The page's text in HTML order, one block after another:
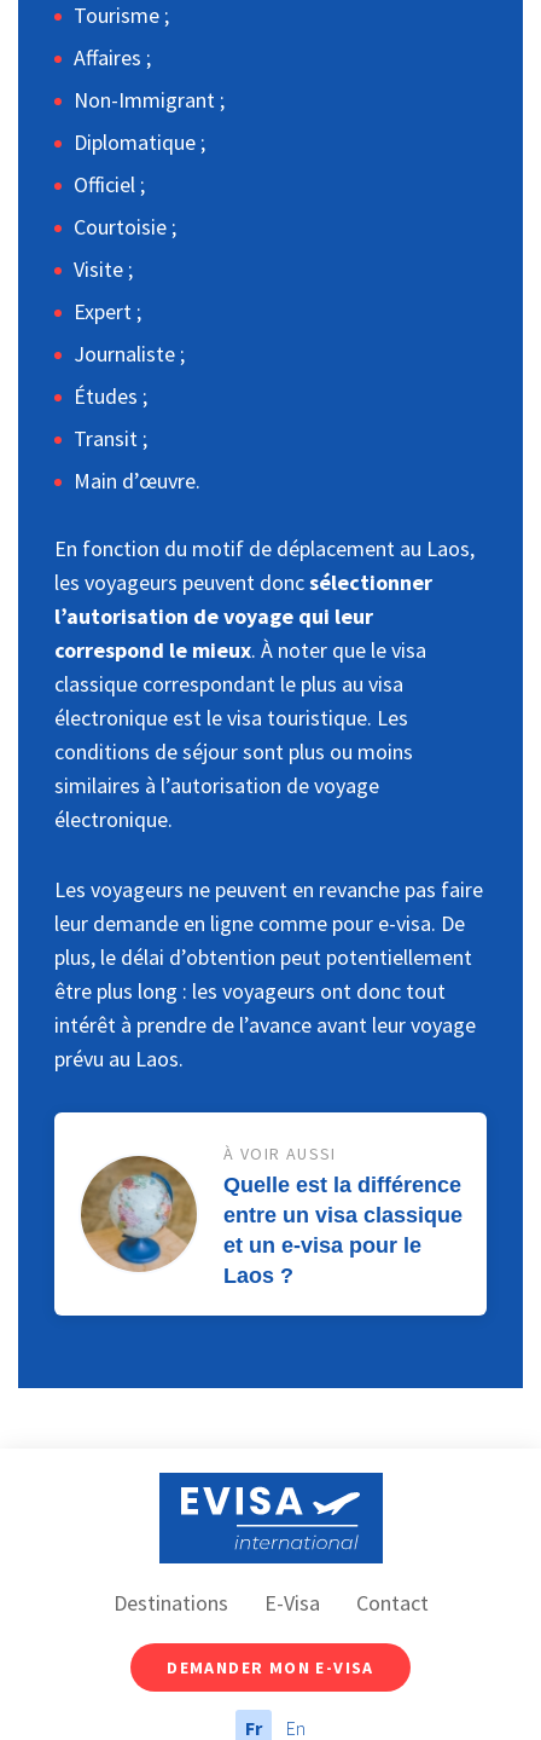
Tourisme ;
Affaires ;
Non-Immigrant ;
Diplomatique ;
Officiel ;
Courtoisie ;
Visite ;
Expert ;
Journaliste ;
Études ;
Transit ;
Main d’œuvre.
En fonction du motif de déplacement au Laos,
les voyageurs peuvent doncsélectionner
l’autorisation de voyage qui leur
correspond le mieux. À noter que le visa
classique correspondant le plus au visa
électronique est le visa touristique. Les
conditions de séjour sont plus ou moins
similaires à l’autorisation de voyage
électronique.
Les voyageurs ne peuvent en revanche pas faire
leur demande en ligne comme pour e-visa. De
plus, le délai d’obtention peut potentiellement
être plus long : les voyageurs ont donc tout
intérêt à prendre de l’avance avant leur voyage
prévu au Laos.
À VOIR AUSSI
Quelle est la différence
entre un visa classique
et un e-visa pour le
Laos ?
Destinations E-Visa Contact
DEMANDER MON E-VISA
Fr En